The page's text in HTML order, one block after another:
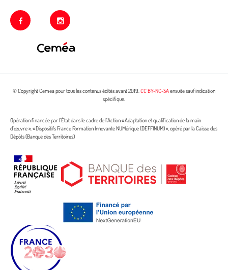
facebook instagram
© Copyright Cemea pour tous les contenus édités avant 2019.CC BY-NC-SAensuite sauf indication
spécifique.
Opération financée par l’État dans le cadre de l’Action « Adaptation et qualification de la main
d’œuvre », « Dispositifs France Formation Innovante NUMérique (DEFFINUM) », opéré par la Caisse des
Dépôts (Banque des Territoires)